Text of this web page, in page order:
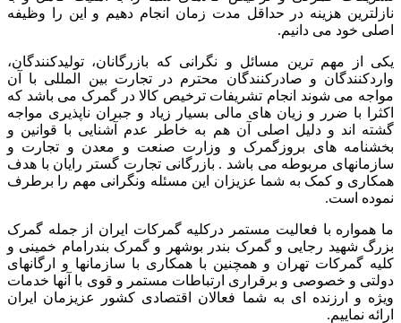
نازلترین هزینه در حداقل مدت زمان انجام دهیم و این را وظیفه
اصلی خود می دانیم.
یکی از مهم ترین مسائل و نگرانی که بازرگانان، تولیدکنندگان،
واردکنندگان و صادرکنندگان محترم در تجارت بین المللی با آن
مواجه می شوند انجام تشریفات ترخیص کالا در گمرک می باشد که
اکثرا با ضرر و زیان های مالی بسیار زیاد و جبران ناپذیری مواجه
گشته اند و دلیل اصلی آن هم به خاطر عدم آشنایی با قوانین و
بخشنامه های بروزگمرک و وزارت صنعت و معدن و تجارت و
سازمانهای مربوطه می باشد . بازرگانی تجارت گستر رایان با هدف
همکاری و کمک به شما عزیزان این مسئله ونگرانی مهم را برطرف
نموده است.
ما همواره با فعالیت مستمر درکلیه گمرکات ایران از جمله گمرک
بزرگ شهید رجایی و گمرک بندر بوشهر و گمرک بندرامام خمینی و
کلیه گمرکات تهران و همچنین با همکاری با سازمانها و ارگانهای
دولتی و خصوصی و برقراری ارتباطات مستمر و قوی با آنها خدمات
ویژه و ارزنده ای به شما فعالان اقتصادی کشور عزیزمان ایران
ارائه نماییم.